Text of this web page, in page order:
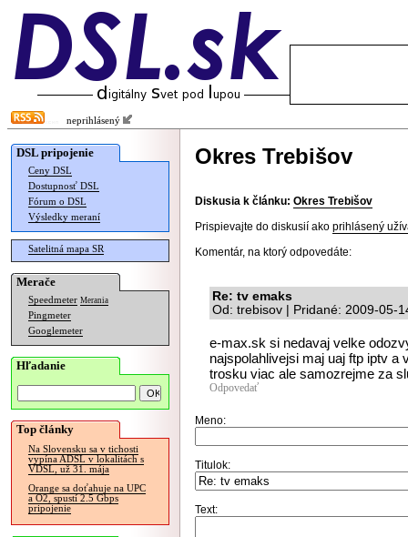
neprihlásený
DSL pripojenie
Ceny DSL
Dostupnosť DSL
Fórum o DSL
Výsledky meraní
Satelitná mapa SR
Merače
Speedmeter Merania
Pingmeter
Googlemeter
Hľadanie
Top články
Na Slovensku sa v tichosti
vypína ADSL v lokalitách s
VDSL, už 31. mája
Orange sa doťahuje na UPC
a O2, spustí 2.5 Gbps
pripojenie
Okres Trebišov
Diskusia k článku: Okres Trebišov
Prispievajte do diskusií ako prihlásený
Komentár, na ktorý odpovedáte:
Re: tv emaks
Od: trebisov | Pridané: 2009-05-
e-max.sk si nedavaj velke
najspolahlivejsi maj uaj ftp iptv a
trosku viac ale samozrejme za
Odpovedať
Meno:
Titulok:
Text: